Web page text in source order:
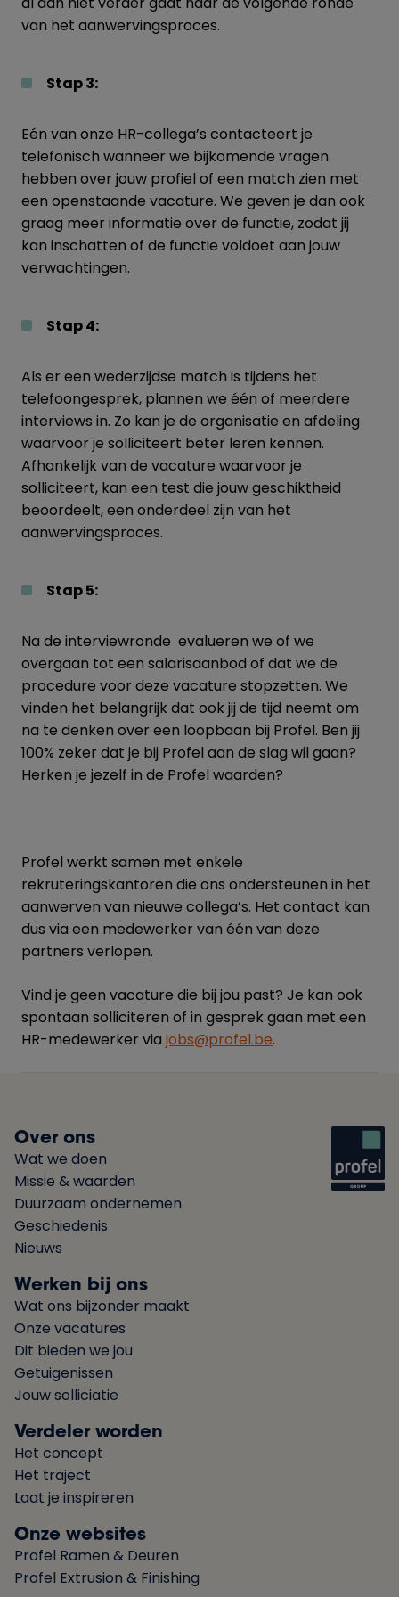
van het aanwervingsproces.
Stap 3:
Eén van onze HR-collega’s contacteert je
telefonisch wanneer we bijkomende vragen
hebben over jouw profiel of een match zien met
een openstaande vacature. We geven je dan ook
graag meer informatie over de functie, zodat jij
kan inschatten of de functie voldoet aan jouw
verwachtingen.
Stap 4:
Als er een wederzijdse match is tijdens het
telefoongesprek, plannen we één of meerdere
interviews in. Zo kan je de organisatie en afdeling
waarvoor je solliciteert beter leren kennen.
Afhankelijk van de vacature waarvoor je
solliciteert, kan een test die jouw geschiktheid
beoordeelt, een onderdeel zijn van het
aanwervingsproces.
Stap 5:
Na de interviewronde evalueren we of we
overgaan tot een salarisaanbod of dat we de
procedure voor deze vacature stopzetten. We
vinden het belangrijk dat ook jij de tijd neemt om
na te denken over een loopbaan bij Profel. Ben jij
100% zeker dat je bij Profel aan de slag wil gaan?
Herken je jezelf in de Profel waarden?
Profel werkt samen met enkele
rekruteringskantoren die ons ondersteunen in het
aanwerven van nieuwe collega’s. Het contact kan
dus via een medewerker van één van deze
partners verlopen.
Vind je geen vacature die bij jou past? Je kan ook
spontaan solliciteren of in gesprek gaan met een
HR-medewerker via jobs@profel.be.
Over ons
Wat we doen
Missie & waarden
Duurzaam ondernemen
Geschiedenis
Nieuws
Werken bij ons
Wat ons bijzonder maakt
Onze vacatures
Dit bieden we jou
Getuigenissen
Jouw solliciatie
Verdeler worden
Het concept
Het traject
Laat je inspireren
Onze websites
Profel Ramen & Deuren
Profel Extrusion & Finishing